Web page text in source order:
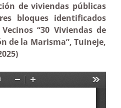
de viviendas públicas
bloques identificados
“30 Viviendas de
de la Marisma”, Tuineje,